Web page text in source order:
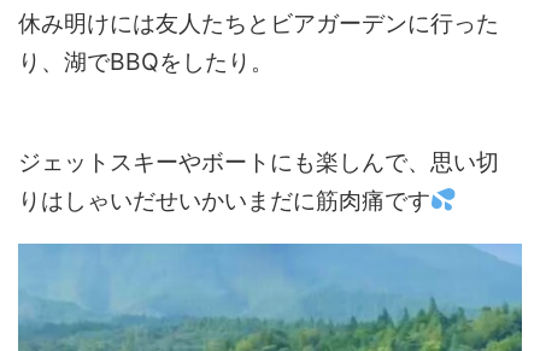
休み明けには友人たちとビアガーデンに行った
り、湖でBBQをしたり。
ジェットスキーやボートにも楽しんで、思い切
りはしゃいだせいかいまだに筋肉痛です